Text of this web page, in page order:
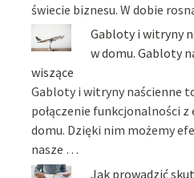
świecie biznesu. W dobie
Gabloty i witryny
w domu. Gabloty
wiszące
Gabloty i witryny naścienne
połączenie funkcjonalności z
domu. Dzięki nim możemy
nasze …
Jak prowadzić